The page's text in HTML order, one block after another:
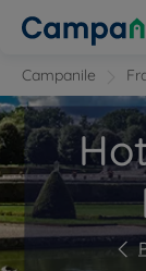
Campanile